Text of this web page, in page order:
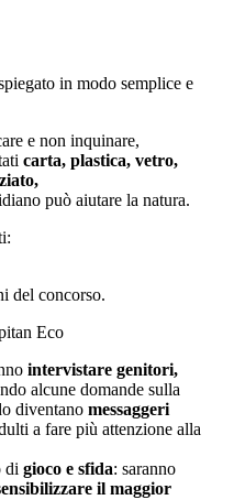
in modo semplice e
e non inquinare,
carta, plastica, vetro,
può aiutare la natura.
del concorso.
intervistare genitori,
alcune domande sulla
diventano messaggeri
a fare più attenzione alla
di gioco e sfida: saranno
il maggior